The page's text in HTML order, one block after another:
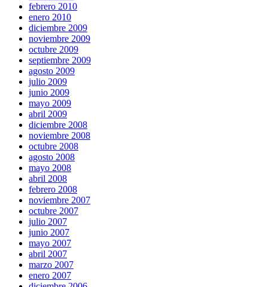
febrero 2010
enero 2010
diciembre 2009
noviembre 2009
octubre 2009
septiembre 2009
agosto 2009
julio 2009
junio 2009
mayo 2009
abril 2009
diciembre 2008
noviembre 2008
octubre 2008
agosto 2008
mayo 2008
abril 2008
febrero 2008
noviembre 2007
octubre 2007
julio 2007
junio 2007
mayo 2007
abril 2007
marzo 2007
enero 2007